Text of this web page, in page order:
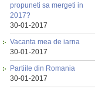
propuneti sa mergeti in
2017?
30-01-2017
Vacanta mea de iarna
30-01-2017
Partiile din Romania
30-01-2017